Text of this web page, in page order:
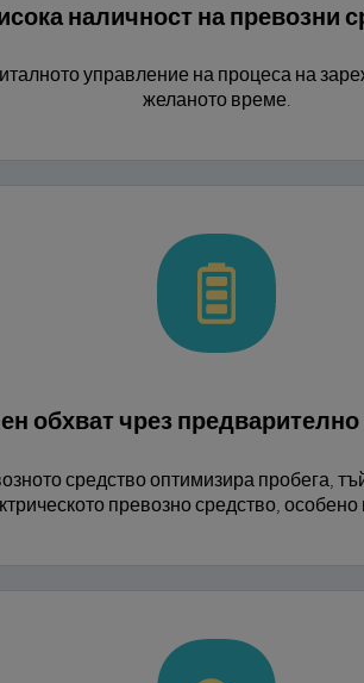
наличност на превозни
управление на процеса на
желаното време.
обхват чрез
средство оптимизира пробега,
превозно средство, особено